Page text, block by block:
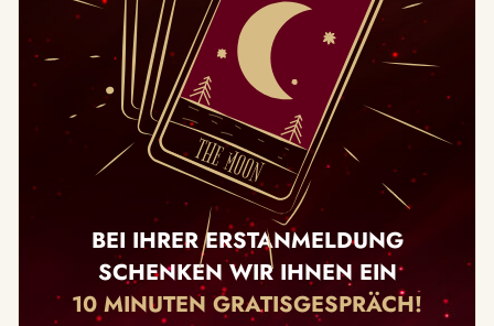
BEI IHRER ERSTANMELDUNG
SCHENKEN WIR IHNEN EIN
10 MINUTEN GRATISGESPRÄCH!